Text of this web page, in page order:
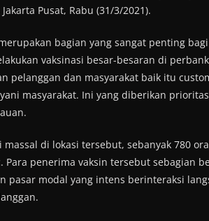
Pusat, Rabu (31/3/2021).
bagian yang sangat penting
vaksinasi besar-besaran di
pelanggan dan masyarakat baik itu
masyarakat. Ini yang diberikan
massal di lokasi tersebut, sebanyak 780
Para penerima vaksin tersebut sebagian
pasar modal yang intens berinteraksi